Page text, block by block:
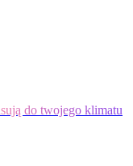
do twojego klimatu